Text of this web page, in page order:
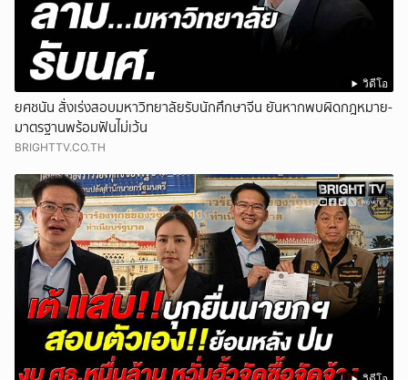
วิดีโอ
ยศชนัน สั่งเร่งสอบมหาวิทยาลัยรับนักศึกษาจีน ยันหากพบผิดกฎหมาย-
มาตรฐานพร้อมฟันไม่เว้น
BRIGHTTV.CO.TH